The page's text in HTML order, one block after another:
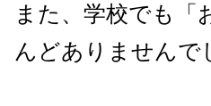
また、学校でも「
んどありませんで